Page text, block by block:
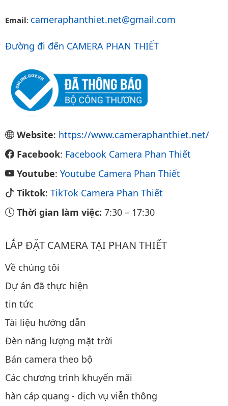
Email: cameraphanthiet.net@gmail.com
Đường đi đến CAMERA PHAN THIẾT
Website: https://www.cameraphanthiet.net/
Facebook: Facebook Camera Phan Thiết
Youtube: Youtube Camera Phan Thiết
Tiktok: TikTok Camera Phan Thiết
Thời gian làm việc: 7:30 – 17:30
LẮP ĐẶT CAMERA TẠI PHAN THIẾT
Về chúng tôi
Dự án đã thực hiện
tin tức
Tài liệu hướng dẫn
Đèn năng lượng mặt trời
Bán camera theo bộ
Các chương trình khuyến mãi
hàn cáp quang - dịch vụ viễn thông